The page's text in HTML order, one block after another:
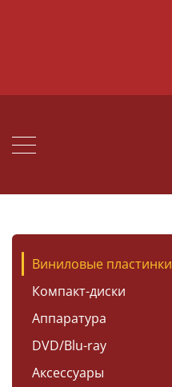
Виниловые пластинки
Компакт-диски
Аппаратура
DVD/Blu-ray
Аксессуары